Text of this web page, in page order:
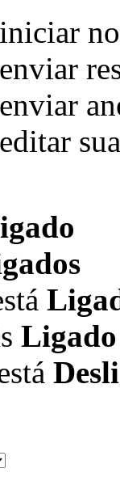
iniciar
enviar
enviar
editar
Ligado